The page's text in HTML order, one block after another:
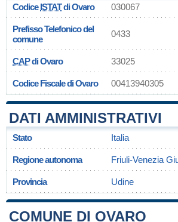
CodiceISTATdi Ovaro 030067
Prefisso Telefonico del
comune
0433
CAPdi Ovaro 33025
Codice Fiscale di Ovaro 00413940305
DATI AMMINISTRATIVI
Stato Italia
Regione autonoma Friuli-Venezia
Provincia Udine
COMUNE DI OVARO